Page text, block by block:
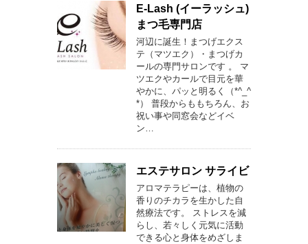
E-Lash (イーラッシュ)
まつ毛専門店
河辺に誕生！まつげエクス
テ（マツエク）・まつげカ
ールの専門サロンです 。 マ
ツエクやカールで目元を華
やかに、パッと明るく（*^_^
*） 普段からももちろん、お
祝い事や同窓会などイベ
ン…
エステサロン サライビ
アロマテラピーは、植物の
香りのチカラを生かした自
然療法です。 ストレスを減
らし、若々しく元気に活動
できる心と身体をめざしま